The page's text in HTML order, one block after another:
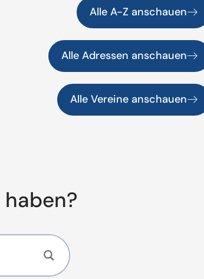
Alle A-Z anschauen
Alle Adressen anschauen
Alle Vereine anschauen